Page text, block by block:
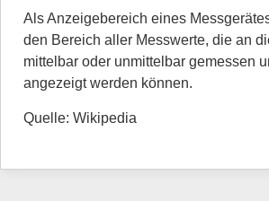
Als Anzeigebereich eines
den Bereich aller Messwerte, die an
mittelbar oder unmittelbar gemessen
angezeigt werden können.
Quelle: Wikipedia